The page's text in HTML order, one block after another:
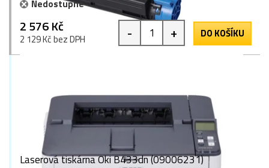
Nedostupné
2 576 Kč
2 129 Kč bez DPH - + DO KOŠÍKU
Laserová tiskárna Oki B433dn (09006231)